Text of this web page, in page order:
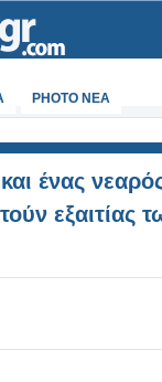
PHOTO NEA
ένας
εξαιτίας